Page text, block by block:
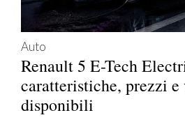
Auto
Renault 5 E-Tech
caratteristiche, prezzi e
disponibili